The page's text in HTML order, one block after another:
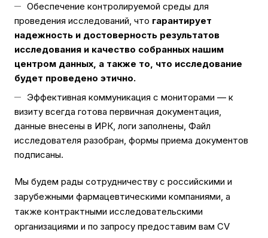
Обеспечение контролируемой среды для
проведения исследований, что гарантирует
надежность и достоверность результатов
исследования и качество собранных нашим
центром данных, а также то, что исследование
будет проведено этично.
Эффективная коммуникация с мониторами — к
визиту всегда готова первичная документация,
данные внесены в ИРК, логи заполнены, Файл
исследователя разобран, формы приема документов
подписаны.
Мы будем рады сотрудничеству с российскими и
зарубежными фармацевтическими компаниями, а
также контрактными исследовательскими
организациями и по запросу предоставим вам CV